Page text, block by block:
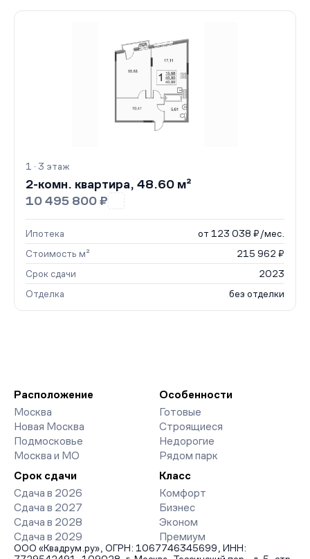
1 · 3 этаж
2-комн. квартира, 48.60 м²
10 495 800 ₽
Ипотека
от 123 038 ₽/мес.
Стоимость м²
215 962 ₽
Срок сдачи
2023
Отделка
без отделки
Расположение
Москва
Новая Москва
Подмосковье
Москва и МО
Особенности
Готовые
Строящиеся
Недорогие
Рядом парк
Срок сдачи
Сдача в 2026
Сдача в 2027
Сдача в 2028
Сдача в 2029
Класс
Комфорт
Бизнес
Эконом
Премиум
ООО «Квадрум.ру», ОГРН: 1067746345699, ИНН: